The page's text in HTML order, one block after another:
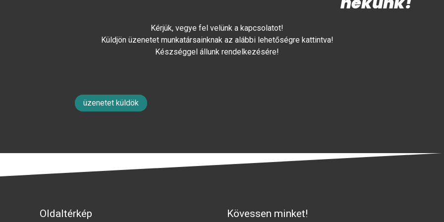
Kérjük, vegye fel velünk a kapcsolatot!
Küldjön üzenetet munkatársainknak az alábbi lehetőségre kattintva!
Készséggel állunk rendelkezésére!
üzenetet küldök
Oldaltérkép Kövessen minket!